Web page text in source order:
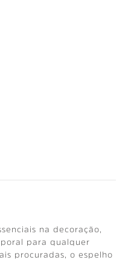
na decoração,
para qualquer
procuradas, o espelho